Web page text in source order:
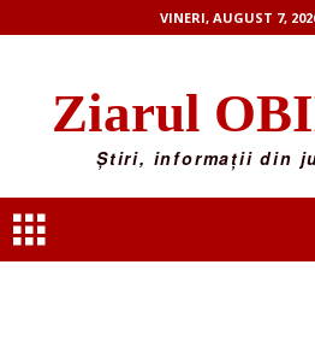
VINERI, AUGUST 7,
Ziarul
Știri, informații din